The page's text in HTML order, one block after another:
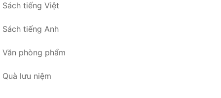
Sách tiếng Việt
Sách tiếng Anh
Văn phòng phẩm
Quà lưu niệm